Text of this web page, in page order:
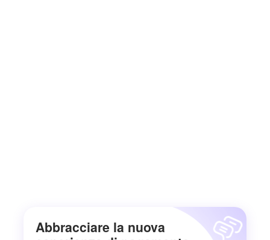
Abbracciare la nuova